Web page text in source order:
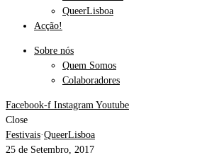
QueerLisboa
Acção!
Sobre nós
Quem Somos
Colaboradores
Facebook-f Instagram Youtube
Close
Festivais·QueerLisboa
25 de Setembro, 2017